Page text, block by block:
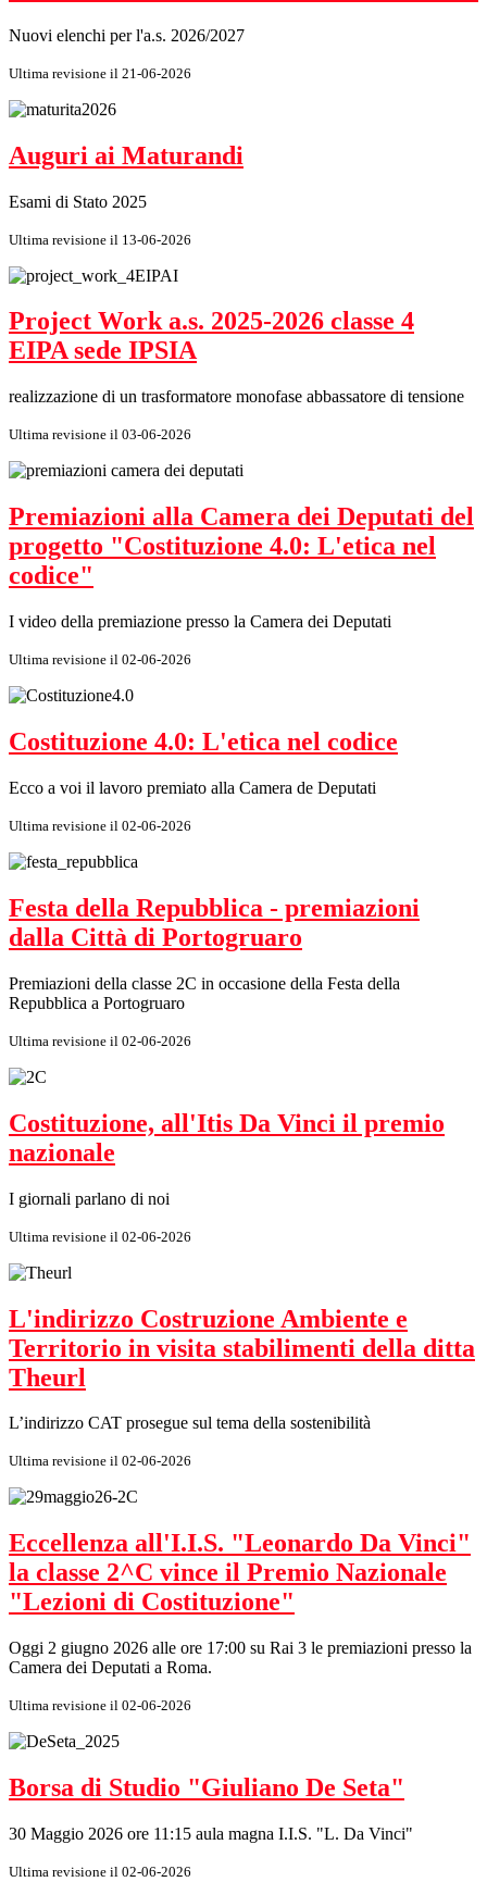
Nuovi elenchi per l'a.s. 2026/2027
Ultima revisione il 21-06-2026
Auguri ai Maturandi
Esami di Stato 2025
Ultima revisione il 13-06-2026
Project Work a.s. 2025-2026 classe 4
EIPA sede IPSIA
realizzazione di un trasformatore monofase abbassatore di tensione
Ultima revisione il 03-06-2026
Premiazioni alla Camera dei Deputati del
progetto "Costituzione 4.0: L'etica nel
codice"
I video della premiazione presso la Camera dei Deputati
Ultima revisione il 02-06-2026
Costituzione 4.0: L'etica nel codice
Ecco a voi il lavoro premiato alla Camera de Deputati
Ultima revisione il 02-06-2026
Festa della Repubblica - premiazioni
dalla Città di Portogruaro
Premiazioni della classe 2C in occasione della Festa della
Repubblica a Portogruaro
Ultima revisione il 02-06-2026
Costituzione, all'Itis Da Vinci il premio
nazionale
I giornali parlano di noi
Ultima revisione il 02-06-2026
L'indirizzo Costruzione Ambiente e
Territorio in visita stabilimenti della ditta
Theurl
L’indirizzo CAT prosegue sul tema della sostenibilità
Ultima revisione il 02-06-2026
Eccellenza all'I.I.S. "Leonardo Da Vinci"
la classe 2^C vince il Premio Nazionale
"Lezioni di Costituzione"
Oggi 2 giugno 2026 alle ore 17:00 su Rai 3 le premiazioni presso la
Camera dei Deputati a Roma.
Ultima revisione il 02-06-2026
Borsa di Studio "Giuliano De Seta"
30 Maggio 2026 ore 11:15 aula magna I.I.S. "L. Da Vinci"
Ultima revisione il 02-06-2026